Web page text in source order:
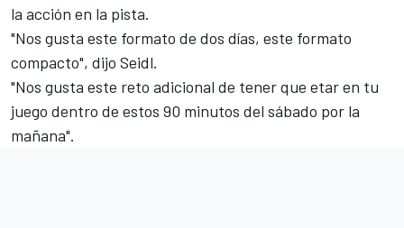
la acción en la pista.
"Nos gusta este formato de dos días, este formato
compacto", dijo Seidl.
"Nos gusta este reto adicional de tener que etar en tu
juego dentro de estos 90 minutos del sábado por la
mañana".